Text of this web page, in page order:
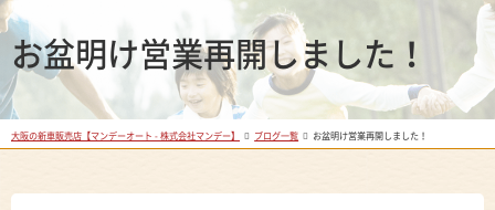
お盆明け営業再開しました！
大阪の新車販売店【マンデーオート - 株式会社マンデー】 ブログ一覧 お盆明け営業再開しました！